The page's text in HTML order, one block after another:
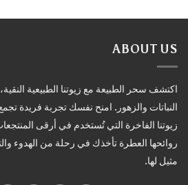
ABOUT US
اكتشف سحر الطبيعة مع زيوتنا الطبيعية
النباتات والزهور. امنح نفسك تجربة فريدة
زيوتنا الفاخرة التي تُستخدم في أرقى
روائحها العطرة تأخذك في رحلة من الهدوء
مثيل لها.